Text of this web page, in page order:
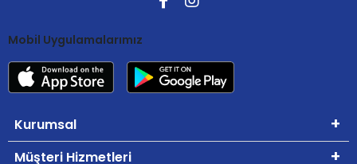
Mobil Uygulamalarımız
Kurumsal
Müşteri Hizmetleri